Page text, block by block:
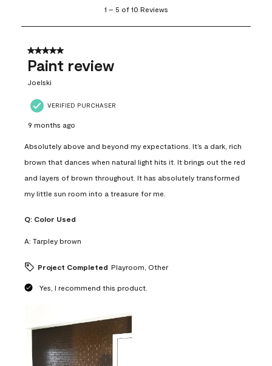
5
10
Reviews
1 – 5 of 10 Reviews
5 out of 5 stars.
Paint review
Joelski
VERIFIED PURCHASER
9 months ago
Absolutely above and beyond my expectations. It’s a dark, rich
brown that dances when natural light hits it. It brings out the red
and layers of brown throughout. It has absolutely transformed
my little sun room into a treasure for me.
Q: Color Used
A: Tarpley brown
Project Completed Playroom, Other
Yes, I recommend this product.